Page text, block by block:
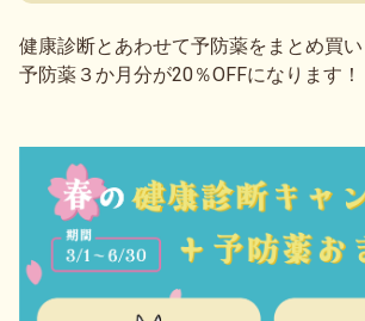
健康診断とあわせて予防薬をまとめ買
予防薬３か月分が20％OFFになります！